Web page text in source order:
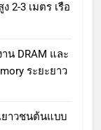
2-3 เมตร เรือ
น DRAM และ
ระยะยาว
ยาวชนต้นแบบ